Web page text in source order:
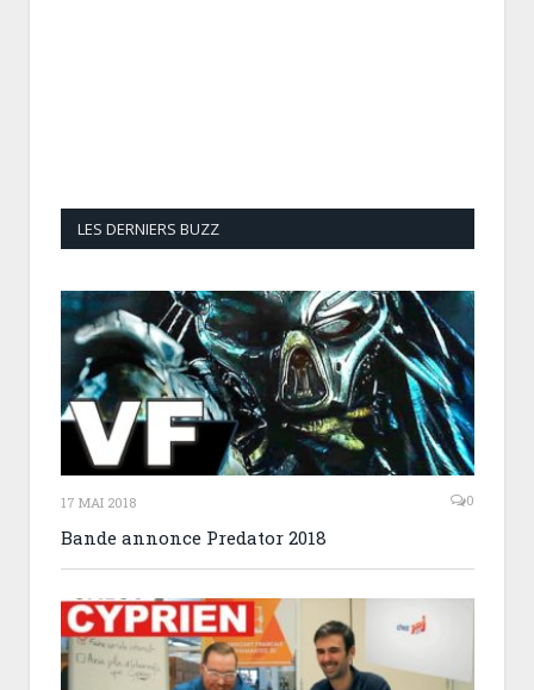
LES DERNIERS BUZZ
17 MAI 2018 0
Bande annonce Predator 2018